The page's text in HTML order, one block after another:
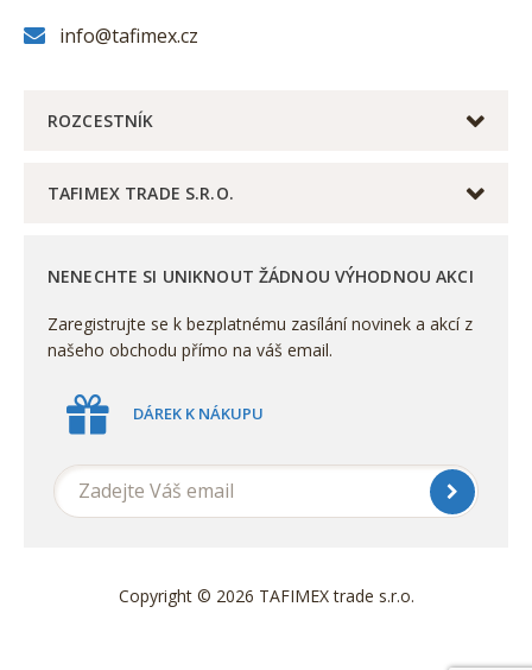
info@tafimex.cz
ROZCESTNÍK
TAFIMEX TRADE S.R.O.
NENECHTE SI UNIKNOUT ŽÁDNOU VÝHODNOU AKCI
Zaregistrujte se k bezplatnému zasílání novinek a akcí z
našeho obchodu přímo na váš email.
DÁREK K NÁKUPU
Copyright © 2026 TAFIMEX trade s.r.o.